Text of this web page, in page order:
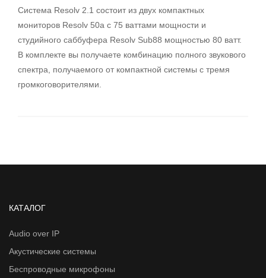
Система Resolv 2.1 состоит из двух компактных
мониторов Resolv 50a с 75 ваттами мощности и
студийного саббуфера Resolv Sub88 мощностью 80 ватт.
В комплекте вы получаете комбинацию полного звукового
спектра, получаемого от компактной системы с тремя
громкоговорителями.
КАТАЛОГ
Audio over IP
Акустические системы
Беспроводные микрофоны